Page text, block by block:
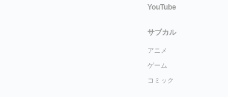
YouTube
サブカル
アニメ
ゲーム
コミック